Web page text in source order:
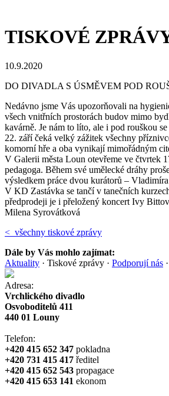
TISKOVÉ
10.9.2020
DO DIVADLA S ÚSMĚVEM POD
Nedávno jsme Vás upozorňovali na
všech vnitřních prostorách budov mimo
kavárně. Je nám to líto, ale i pod rouškou
22. září čeká velký zážitek všechny
komorní hře a oba vynikají mimořádným
V Galerii města Loun otevřeme ve čtvrtek
pedagoga. Během své umělecké dráhy
výsledkem práce dvou kurátorů –
V KD Zastávka se tančí v tanečních
předprodeji je i přeložený koncert Ivy
Milena Syrovátková
< všechny tiskové zprávy
Dále by Vás mohlo zajímat:
Aktuality · Tiskové zprávy · Podporují nás ·
Adresa:
Vrchlického divadlo
Osvoboditelů 411
440 01 Louny
Telefon:
+420 415 652 347 pokladna
+420 731 415 417 ředitel
+420 415 652 543 propagace
+420 415 653 141 ekonom